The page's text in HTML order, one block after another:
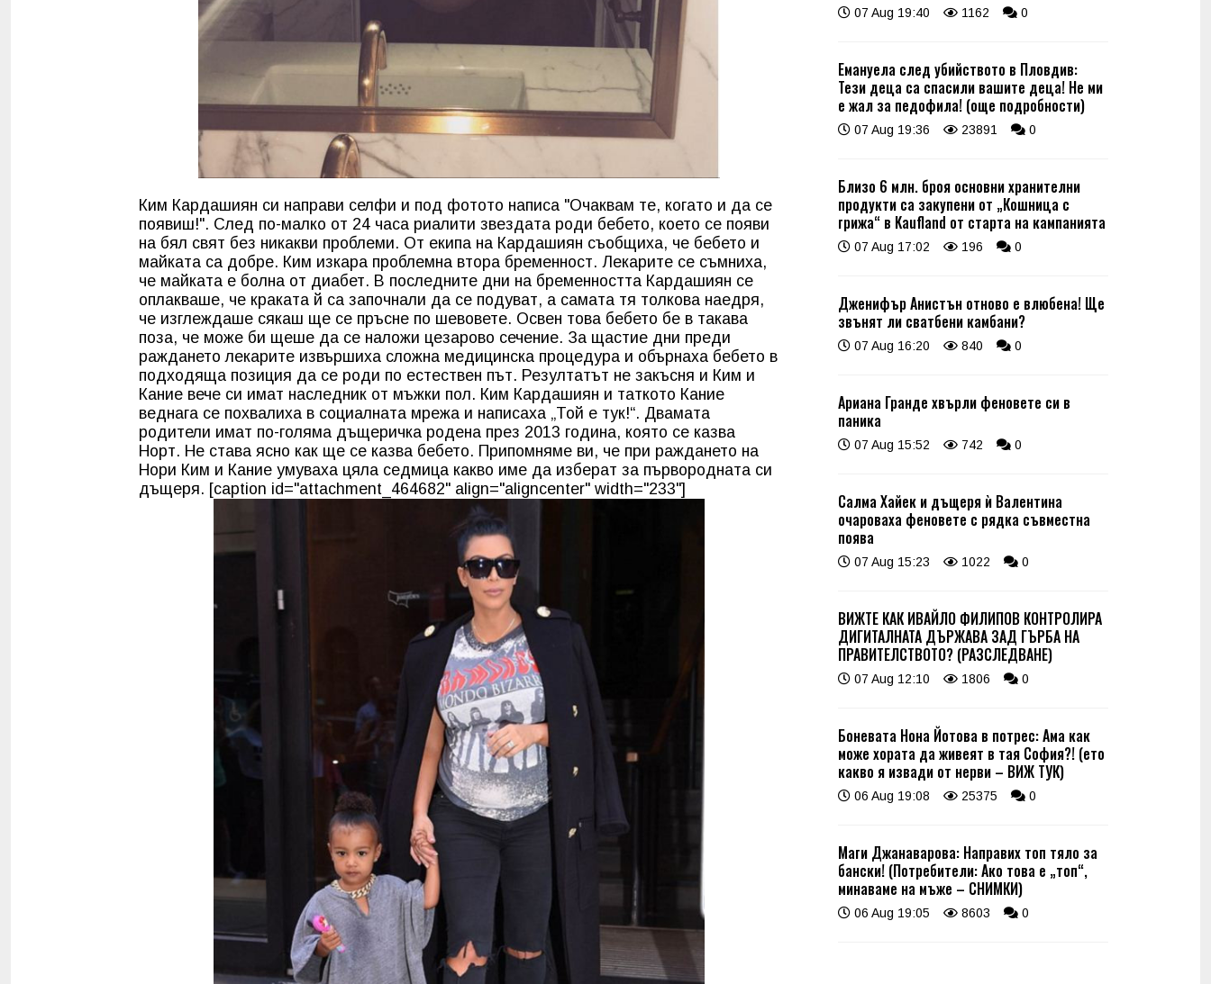
Ким Кардашиян си направи селфи и под фотото написа "Очаквам те, когато и да се
появиш!". След по-малко от 24 часа риалити звездата роди бебето, което се появи
на бял свят без никакви проблеми. От екипа на Кардашиян съобщиха, че бебето и
майката са добре. Ким изкара проблемна втора бременност. Лекарите се съмниха,
че майката е болна от диабет. В последните дни на бременността Кардашиян се
оплакваше, че краката й са започнали да се подуват, а самата тя толкова наедря,
че изглеждаше сякаш ще се пръсне по шевовете. Освен това бебето бе в такава
поза, че може би щеше да се наложи цезарово сечение. За щастие дни преди
раждането лекарите извършиха сложна медицинска процедура и обърнаха бебето в
подходяща позиция да се роди по естествен път. Резултатът не закъсня и Ким и
Кание вече си имат наследник от мъжки пол. Ким Кардашиян и таткото Кание
веднага се похвалиха в социалната мрежа и написаха „Той е тук!“. Двамата
родители имат по-голяма дъщеричка родена през 2013 година, която се казва
Норт. Не става ясно как ще се казва бебето. Припомняме ви, че при раждането на
Нори Ким и Кание умуваха цяла седмица какво име да изберат за първородната си
дъщеря. [caption id="attachment_464682" align="aligncenter" width="233"]
07 Aug 19:40 1162 0
Емануела след убийството в Пловдив:
Тези деца са спасили вашите деца! Не ми
е жал за педофила! (още подробности)
07 Aug 19:36 23891 0
Близо 6 млн. броя основни хранителни
продукти са закупени от „Кошница с
грижа“ в Kaufland от старта на кампанията
07 Aug 17:02 196 0
Дженифър Анистън отново е влюбена! Ще
звънят ли сватбени камбани?
07 Aug 16:20 840 0
Ариана Гранде хвърли феновете си в
паника
07 Aug 15:52 742 0
Салма Хайек и дъщеря ѝ Валентина
очароваха феновете с рядка съвместна
поява
07 Aug 15:23 1022 0
ВИЖТЕ КАК ИВАЙЛО ФИЛИПОВ КОНТРОЛИРА
ДИГИТАЛНАТА ДЪРЖАВА ЗАД ГЪРБА НА
ПРАВИТЕЛСТВОТО? (РАЗСЛЕДВАНЕ)
07 Aug 12:10 1806 0
Боневата Нона Йотова в потрес: Ама как
може хората да живеят в тая София?! (ето
какво я извади от нерви – ВИЖ ТУК)
06 Aug 19:08 25375 0
Маги Джанаварова: Направих топ тяло за
бански! (Потребители: Ако това е „топ“,
минаваме на мъже – СНИМКИ)
06 Aug 19:05 8603 0